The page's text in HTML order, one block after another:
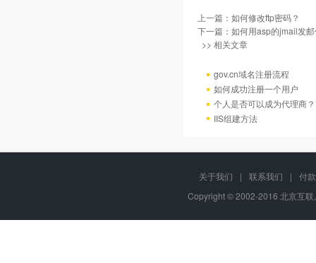
上一篇： 如何修改ftp密码？
下一篇： 如何用asp的jmail发
>> 相关文章
gov.cn域名注册流程
如何成功注册一个用户
个人是否可以成为代理商？
IIS组建方法
关于我们 | 联系我们 |
付
Copyright © 2002-2016 北京互